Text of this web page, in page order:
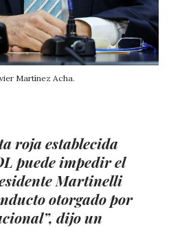
Martínez Acha.
roja establecida
puede impedir el
Martinelli
otorgado por
dijo un